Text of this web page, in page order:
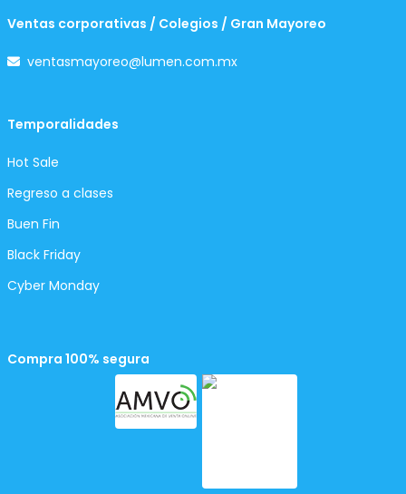
Ventas corporativas / Colegios / Gran Mayoreo
ventasmayoreo@lumen.com.mx
Temporalidades
Hot Sale
Regreso a clases
Buen Fin
Black Friday
Cyber Monday
Compra 100% segura